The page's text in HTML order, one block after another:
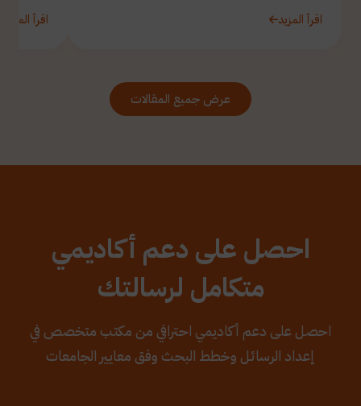
اقرأ المزيد اقرأ المزيد
عرض جميع المقالات
احصل على دعم أكاديمي
متكامل لرسالتك
احصل على دعم أكاديمي احترافي من مكتب متخصص في
إعداد الرسائل وخطط البحث وفق معايير الجامعات